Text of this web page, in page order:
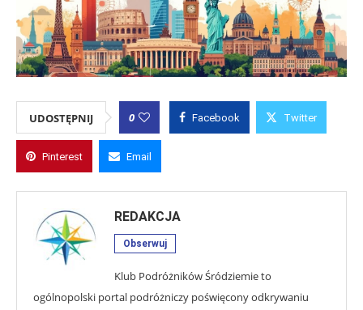
UDOSTĘPNIJ 0 Facebook Twitter
Pinterest Email
REDAKCJA
Obserwuj
Klub Podróżników Śródziemie to
ogólnopolski portal podróżniczy poświęcony odkrywaniu